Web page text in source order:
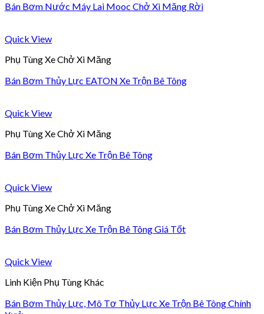
Bán Bơm Nước Máy Lai Mooc Chở Xi Măng Rời
Quick View
Phụ Tùng Xe Chở Xi Măng
Bán Bơm Thủy Lực EATON Xe Trộn Bê Tông
Quick View
Phụ Tùng Xe Chở Xi Măng
Bán Bơm Thủy Lực Xe Trộn Bê Tông
Quick View
Phụ Tùng Xe Chở Xi Măng
Bán Bơm Thủy Lực Xe Trộn Bê Tông Giá Tốt
Quick View
Linh Kiện Phụ Tùng Khác
Bán Bơm Thủy Lực, Mô Tơ Thủy Lực Xe Trộn Bê Tông Chính